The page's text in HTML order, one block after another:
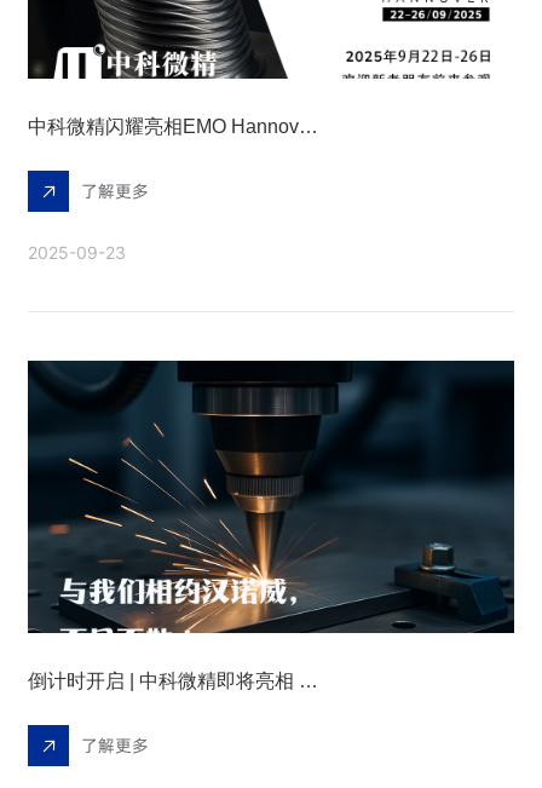
2025-09-23
中科微精闪耀亮相EMO Hannover 2025！
了解更多
倒计时开启 | 中科微精即将亮相 EMO Hannover 2025！
了解更多